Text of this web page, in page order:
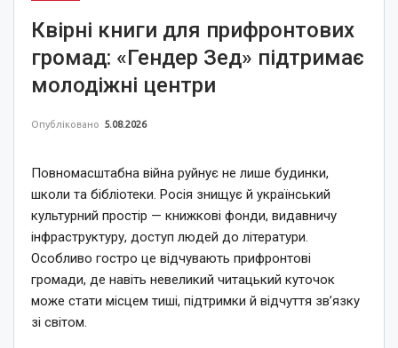
Квірні книги для прифронтових
громад: «Гендер Зед» підтримає
молодіжні центри
Опубліковано 5.08.2026
Повномасштабна війна руйнує не лише будинки,
школи та бібліотеки. Росія знищує й український
культурний простір — книжкові фонди, видавничу
інфраструктуру, доступ людей до літератури.
Особливо гостро це відчувають прифронтові
громади, де навіть невеликий читацький куточок
може стати місцем тиші, підтримки й відчуття зв’язку
зі світом.